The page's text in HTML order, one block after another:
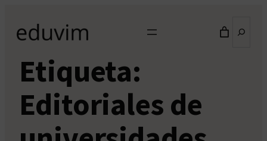
contenido
Etiqueta:
Editoriales de